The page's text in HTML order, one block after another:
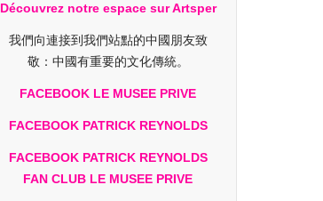
Découvrez notre espace sur Artsper
我們向連接到我們站點的中國朋友致
敬：中國有重要的文化傳統。
FACEBOOK LE MUSEE PRIVE
FACEBOOK PATRICK REYNOLDS
FACEBOOK PATRICK REYNOLDS
FAN CLUB LE MUSEE PRIVE